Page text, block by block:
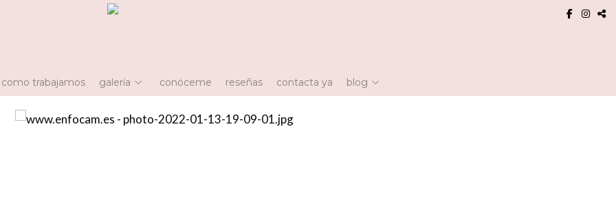
trabajamos galería conóceme reseñas contacta ya blog